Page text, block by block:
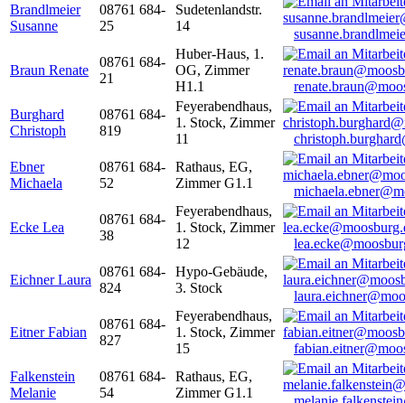
Brandlmeier
Susanne
08761 684-
25
Sudetenlandstr.
14
Braun Renate
08761 684-
21
Huber-Haus, 1.
OG, Zimmer
H1.1
Burghard
Christoph
08761 684-
819
Feyerabendhaus,
1. Stock, Zimmer
11
Ebner
Michaela
08761 684-
52
Rathaus, EG,
Zimmer G1.1
Ecke Lea
08761 684-
38
Feyerabendhaus,
1. Stock, Zimmer
12
Eichner Laura
08761 684-
824
Hypo-Gebäude,
3. Stock
Eitner Fabian
08761 684-
827
Feyerabendhaus,
1. Stock, Zimmer
15
Falkenstein
Melanie
08761 684-
54
Rathaus, EG,
Zimmer G1.1